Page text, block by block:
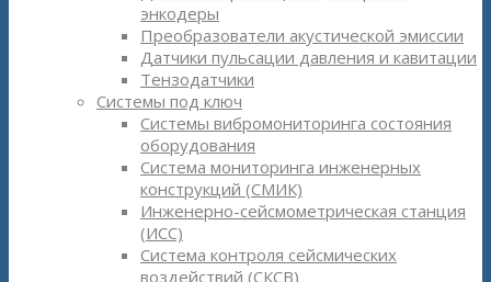
энкодеры
Преобразователи акустической эмиссии
Датчики пульсации давления и кавитации
Тензодатчики
Системы под ключ
Системы вибромониторинга состояния
оборудования
Система мониторинга инженерных
конструкций (СМИК)
Инженерно-сейсмометрическая станция
(ИСС)
Система контроля сейсмических
воздействий (СКСВ)